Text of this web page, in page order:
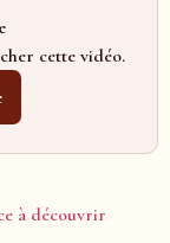
cette vidéo.
à découvrir